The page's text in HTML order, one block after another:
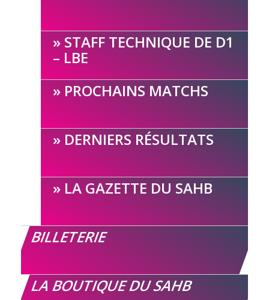
STAFF TECHNIQUE DE D1
– LBE
PROCHAINS MATCHS
DERNIERS RÉSULTATS
LA GAZETTE DU SAHB
BILLETERIE
LA BOUTIQUE DU SAHB